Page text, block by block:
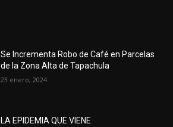
Se Incrementa Robo de Café en Parcelas
de la Zona Alta de Tapachula
23 enero, 2024
LA EPIDEMIA QUE VIENE